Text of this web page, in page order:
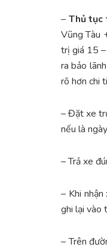
– Thủ tục
Vũng Tàu
trị giá 15
ra bảo
rõ hơn chi
– Đặt xe
nếu là
– Trả xe
– Khi
ghi lại vào
– Trên